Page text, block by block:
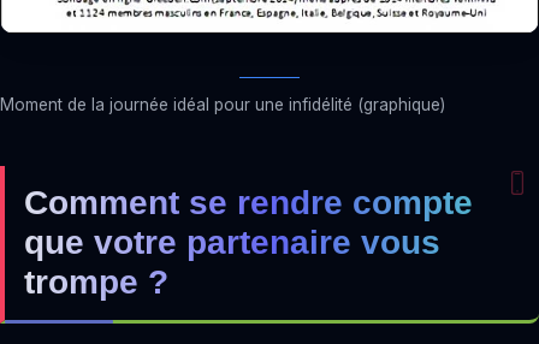
Moment de la journée idéal pour une infidélité (graphique)
Comment se rendre compte
que votre partenaire vous
trompe­ ?